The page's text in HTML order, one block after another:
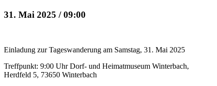
31. Mai 2025 / 09:00
Einladung zur Tageswanderung am Samstag, 31. Mai 2025
Treffpunkt: 9:00 Uhr Dorf- und Heimatmuseum Winterbach,
Herdfeld 5, 73650 Winterbach